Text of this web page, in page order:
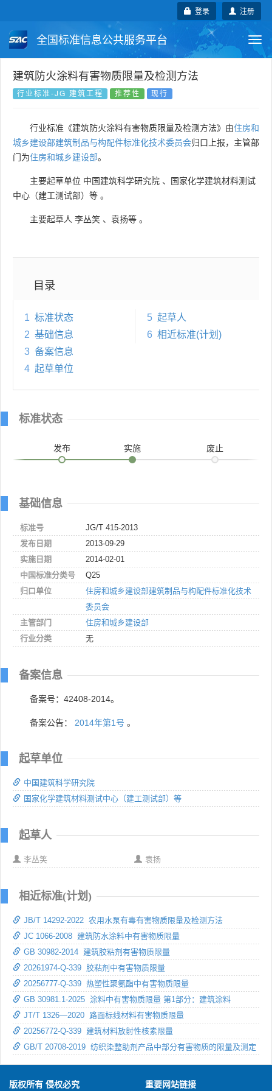
注册
登录
全国标准信息公共服务平台
国家标准 行业标准
国外标准 技术委员会
建筑防火涂料有害物质限量及检测方法
行业标准-JG 建筑工程 推荐性 现行
行业标准《建筑防火涂料有害物质限量及检测方法》由住房和
城乡建设部建筑制品与构配件标准化技术委员会归口上报，主管部
门为住房和城乡建设部。
主要起草单位 中国建筑科学研究院 、
国家化学建筑材料测试
中心（建工测试部）等 。
主要起草人 李丛笑 、 袁扬等 。
目录
1 标准状态
2 基础信息
3 备案信息
4 起草单位
5 起草人
6 相近标准(计划)
标准状态
发布 实施 废止
基础信息
标准号
JG/T 415-2013
发布日期
2013-09-29
实施日期
2014-02-01
中国标准分类号
Q25
归口单位
住房和城乡建设部建筑制品与构配件标准化技术
委员会
主管部门
住房和城乡建设部
行业分类
无
备案信息
备案号：42408-2014。
备案公告： 2014年第1号 。
起草单位
中国建筑科学研究院
国家化学建筑材料测试中心（建工测试部）等
起草人
李丛笑 袁扬
相近标准(计划)
JB/T 14292-2022 农用水泵有毒有害物质限量及检测方法
JC 1066-2008 建筑防水涂料中有害物质限量
GB 30982-2014 建筑胶粘剂有害物质限量
20261974-Q-339 胶粘剂中有害物质限量
20256777-Q-339 热塑性聚氨酯中有害物质限量
GB 30981.1-2025 涂料中有害物质限量 第1部分：建筑涂料
JT/T 1326—2020 路面标线材料有害物质限量
20256772-Q-339 建筑材料放射性核素限量
GB/T 20708-2019 纺织染整助剂产品中部分有害物质的限量及测定
版权所有 侵权必究 重要网站链接